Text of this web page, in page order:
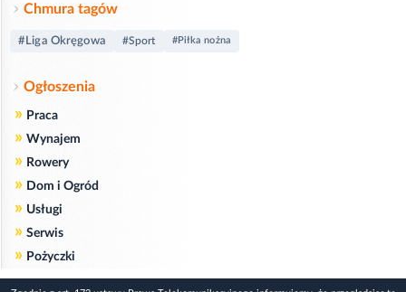
Chmura tagów
#Liga Okręgowa #Sport #Piłka nożna
Ogłoszenia
» Praca
» Wynajem
» Rowery
» Dom i Ogród
» Usługi
» Serwis
» Pożyczki